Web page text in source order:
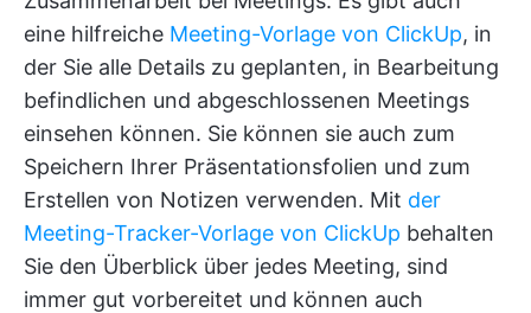
eine hilfreiche Meeting-Vorlage von ClickUp, in
der Sie alle Details zu geplanten, in Bearbeitung
befindlichen und abgeschlossenen Meetings
einsehen können. Sie können sie auch zum
Speichern Ihrer Präsentationsfolien und zum
Erstellen von Notizen verwenden. Mit der
Meeting-Tracker-Vorlage von ClickUp behalten
Sie den Überblick über jedes Meeting, sind
immer gut vorbereitet und können auch